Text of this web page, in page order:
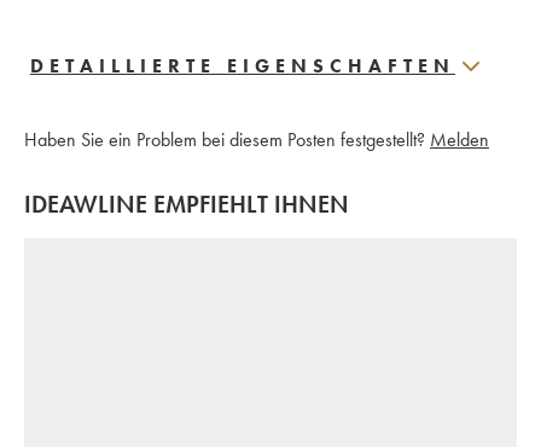
DETAILLIERTE EIGENSCHAFTEN
Haben Sie ein Problem bei diesem Posten festgestellt? Melden
IDEAWLINE EMPFIEHLT IHNEN